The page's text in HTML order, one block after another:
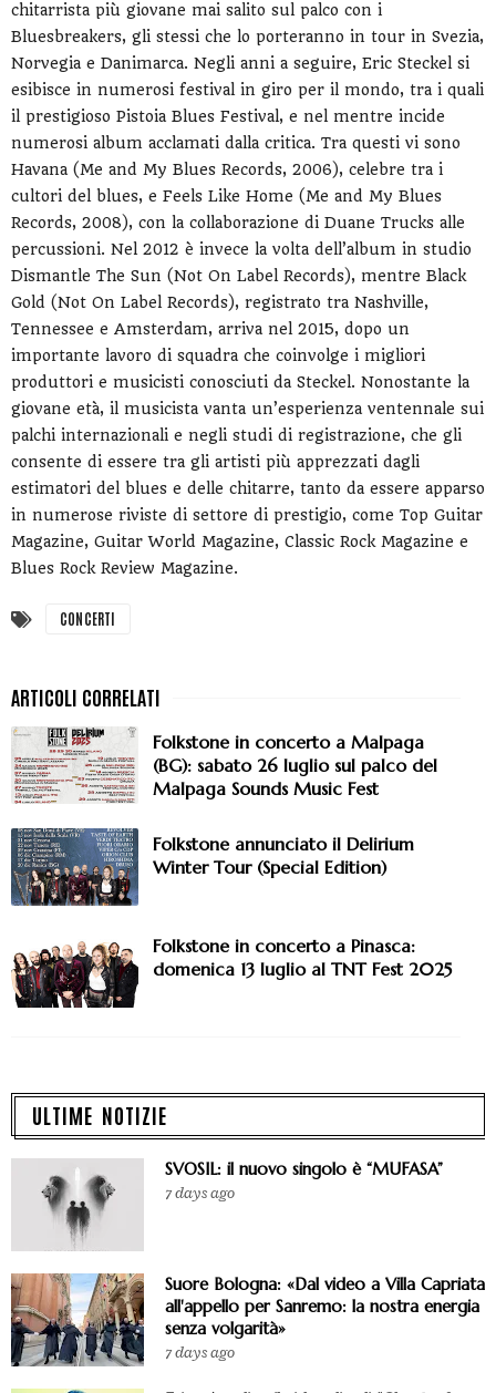
chitarrista più giovane mai salito sul palco con i
Bluesbreakers, gli stessi che lo porteranno in tour in Svezia,
Norvegia e Danimarca. Negli anni a seguire, Eric Steckel si
esibisce in numerosi festival in giro per il mondo, tra i quali
il prestigioso Pistoia Blues Festival, e nel mentre incide
numerosi album acclamati dalla critica. Tra questi vi sono
Havana (Me and My Blues Records, 2006), celebre tra i
cultori del blues, e Feels Like Home (Me and My Blues
Records, 2008), con la collaborazione di Duane Trucks alle
percussioni. Nel 2012 è invece la volta dell’album in studio
Dismantle The Sun (Not On Label Records), mentre Black
Gold (Not On Label Records), registrato tra Nashville,
Tennessee e Amsterdam, arriva nel 2015, dopo un
importante lavoro di squadra che coinvolge i migliori
produttori e musicisti conosciuti da Steckel. Nonostante la
giovane età, il musicista vanta un’esperienza ventennale sui
palchi internazionali e negli studi di registrazione, che gli
consente di essere tra gli artisti più apprezzati dagli
estimatori del blues e delle chitarre, tanto da essere apparso
in numerose riviste di settore di prestigio, come Top Guitar
Magazine, Guitar World Magazine, Classic Rock Magazine e
Blues Rock Review Magazine.
CONCERTI
Folkstone in concerto a Malpaga
(BG): sabato 26 luglio sul palco del
Malpaga Sounds Music Fest
Folkstone annunciato il Delirium
Winter Tour (Special Edition)
Folkstone in concerto a Pinasca:
domenica 13 luglio al TNT Fest 2025
ULTIME NOTIZIE
SVOSIL: il nuovo singolo è “MUFASA”
7 days ago
Suore Bologna: «Dal video a Villa Capriata
all'appello per Sanremo: la nostra energia
senza volgarità»
7 days ago